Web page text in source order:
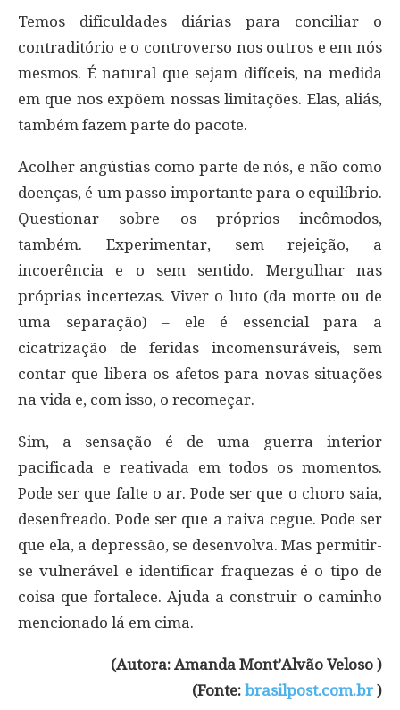
Temos dificuldades diárias para conciliar o
contraditório e o controverso nos outros e em nós
mesmos. É natural que sejam difíceis, na medida
em que nos expõem nossas limitações. Elas, aliás,
também fazem parte do pacote.
Acolher angústias como parte de nós, e não como
doenças, é um passo importante para o equilíbrio.
Questionar sobre os próprios incômodos,
também. Experimentar, sem rejeição, a
incoerência e o sem sentido. Mergulhar nas
próprias incertezas. Viver o luto (da morte ou de
uma separação) – ele é essencial para a
cicatrização de feridas incomensuráveis, sem
contar que libera os afetos para novas situações
na vida e, com isso, o recomeçar.
Sim, a sensação é de uma guerra interior
pacificada e reativada em todos os momentos.
Pode ser que falte o ar. Pode ser que o choro saia,
desenfreado. Pode ser que a raiva cegue. Pode ser
que ela, a depressão, se desenvolva. Mas permitir-
se vulnerável e identificar fraquezas é o tipo de
coisa que fortalece. Ajuda a construir o caminho
mencionado lá em cima.
(Autora: Amanda Mont’Alvão Veloso )
(Fonte: brasilpost.com.br )